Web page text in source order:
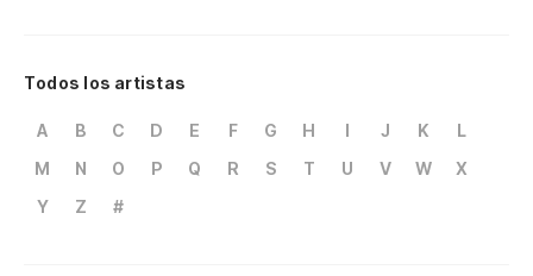
Todos los artistas
A B C D E F G H I J K
L
M
N O P Q R S T U V W
X
Y
Z #